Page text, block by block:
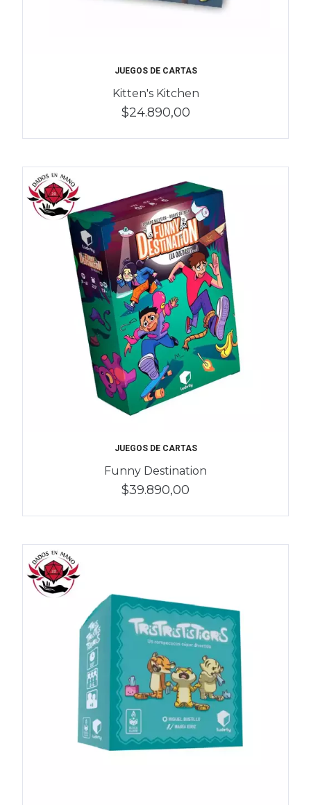
JUEGOS DE CARTAS
Kitten's Kitchen
$24.890,00
JUEGOS DE CARTAS
Funny Destination
$39.890,00